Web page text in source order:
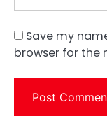
Save my
browser for the